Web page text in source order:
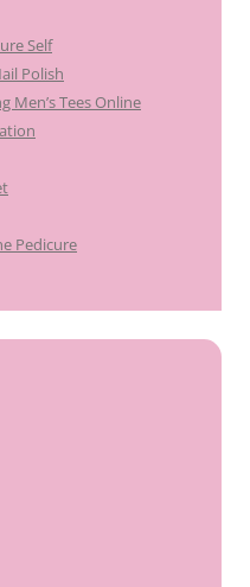
Self
Polish
Men’s Tees Online
Pedicure